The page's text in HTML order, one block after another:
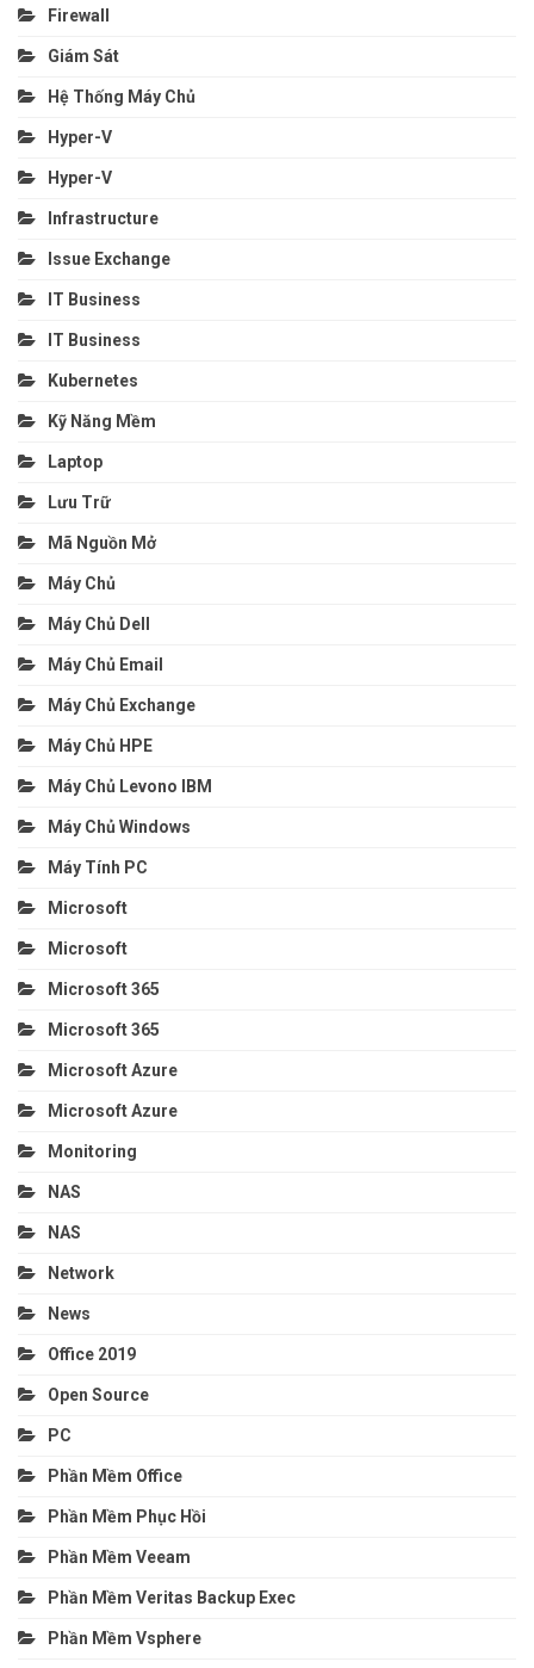
Firewall
Giám Sát
Hệ Thống Máy Chủ
Hyper-V
Hyper-V
Infrastructure
Issue Exchange
IT Business
IT Business
Kubernetes
Kỹ Năng Mềm
Laptop
Lưu Trữ
Mã Nguồn Mở
Máy Chủ
Máy Chủ Dell
Máy Chủ Email
Máy Chủ Exchange
Máy Chủ HPE
Máy Chủ Levono IBM
Máy Chủ Windows
Máy Tính PC
Microsoft
Microsoft
Microsoft 365
Microsoft 365
Microsoft Azure
Microsoft Azure
Monitoring
NAS
NAS
Network
News
Office 2019
Open Source
PC
Phần Mềm Office
Phần Mềm Phục Hồi
Phần Mềm Veeam
Phần Mềm Veritas Backup Exec
Phần Mềm Vsphere